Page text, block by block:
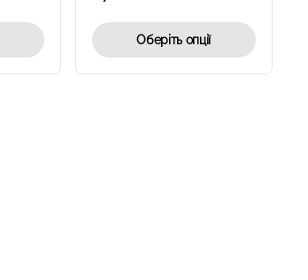
Оберіть опції